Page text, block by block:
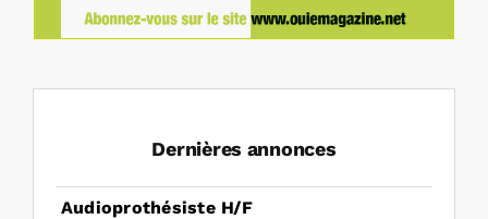
Dernières annonces
Audioprothésiste H/F